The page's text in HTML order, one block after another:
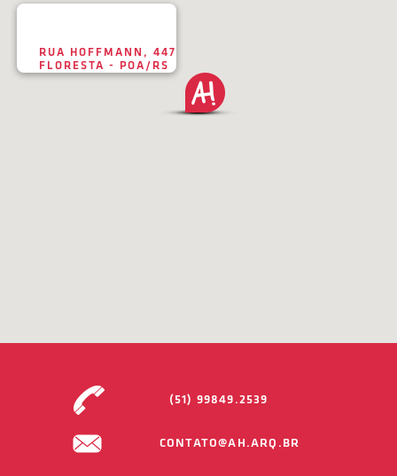
RUA HOFFMANN, 447
FLORESTA - POA/RS
(51) 99849.2539
CONTATO@AH.ARQ.BR